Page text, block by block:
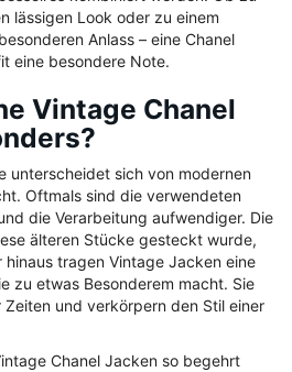
lässigen Look oder zu einem
Anlass – eine Chanel
eine besondere Note.
Vintage Chanel
unterscheidet sich von modernen
Oftmals sind die verwendeten
die Verarbeitung aufwendiger. Die
älteren Stücke gesteckt wurde,
hinaus tragen Vintage Jacken eine
zu etwas Besonderem macht. Sie
und verkörpern den Stil einer
Chanel Jacken so begehrt